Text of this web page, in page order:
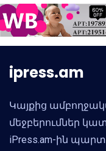
ipress.am
Կայքից
մեջբերումներ
iPress.am-ին